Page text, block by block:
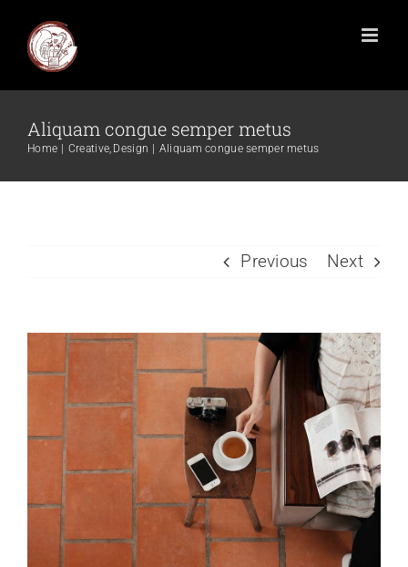
Aliquam congue semper metus
Home Creative Design Aliquam congue semper metus
Previous Next